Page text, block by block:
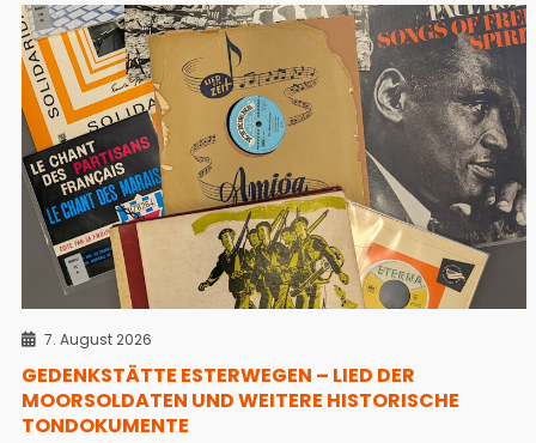
7. August 2026
GEDENKSTÄTTE ESTERWEGEN – LIED DER
MOORSOLDATEN UND WEITERE HISTORISCHE
TONDOKUMENTE